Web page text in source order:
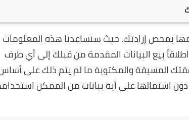
بمحض إرادتك. حيث ستساعدنا هذه المعلومات
بيع البيانات المقدمة من قبلك إلى أي طرف
المسبقة والمكتوبة ما لم يتم ذلك على
اشتمالها على أية بيانات من الممكن